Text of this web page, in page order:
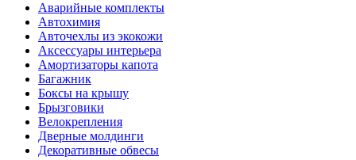
Аварийные комплекты
Автохимия
Авточехлы из экокожи
Аксессуары интерьера
Амортизаторы капота
Багажник
Боксы на крышу
Брызговики
Велокрепления
Дверные молдинги
Декоративные обвесы